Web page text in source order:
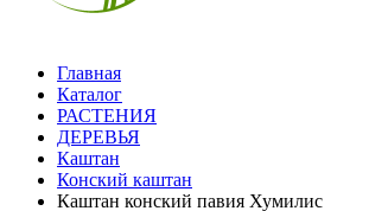
Главная
Каталог
РАСТЕНИЯ
ДЕРЕВЬЯ
Каштан
Конский каштан
Каштан конский павия Хумилис